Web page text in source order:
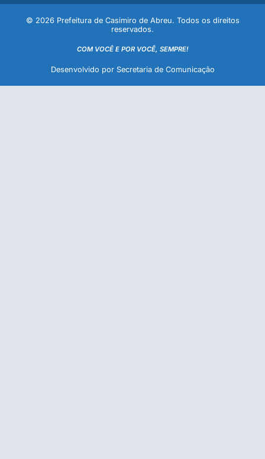
© 2026 Prefeitura de Casimiro de Abreu. Todos os direitos
reservados.
COM VOCÊ E POR VOCÊ, SEMPRE!
Desenvolvido por Secretaria de Comunicação